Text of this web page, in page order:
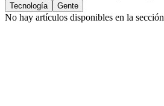
Tecnología
Gente
No hay artículos disponibles en la sección